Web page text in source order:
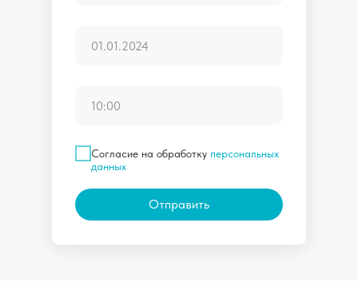
Согласие на обработку персональных
данных
Отправить